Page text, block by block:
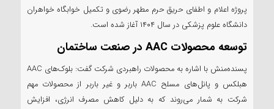
پروژه اعلام و اطفای حریق حرم مطهر رضوی و تکمیل خوابگاه خواهران
دانشگاه علوم پزشکی در سال ۱۴۰۴ آغاز شده است.
توسعه محصولات AAC در صنعت ساختمان
پسنده‌منش با اشاره به محصولات راهبردی شرکت گفت: بلوک‌های AAC
هبلکس و پانل‌های مسلح AAC باربر و غیر باربر از محصولات مهم
شرکت به شمار می‌روند که به دلیل کاهش مصرف انرژی، افزایش